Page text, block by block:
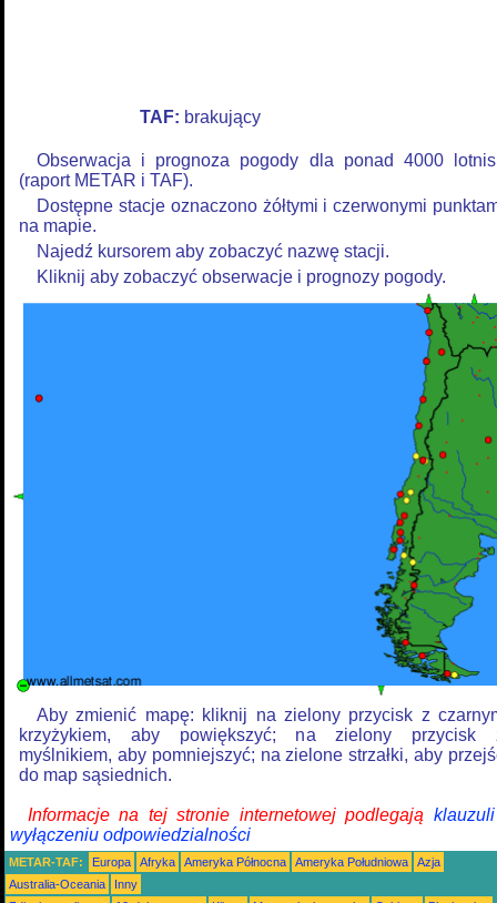
TAF: brakujący
Obserwacja i prognoza pogody dla ponad 4000
(raport METAR i TAF).
Dostępne stacje oznaczono żółtymi i czerwonymi
na mapie.
Najedź kursorem aby zobaczyć nazwę stacji.
Kliknij aby zobaczyć obserwacje i prognozy pogody.
Aby zmienić mapę: kliknij na zielony przycisk z
krzyżykiem, aby powiększyć; na zielony przycisk
myślnikiem, aby pomniejszyć; na zielone strzałki, aby
do map sąsiednich.
Informacje na tej stronie internetowej podlegają
wyłączeniu odpowiedzialności
METAR-TAF: Europa Afryka Ameryka Północna Ameryka Południowa
Azja
Australia-Oceania
Inny